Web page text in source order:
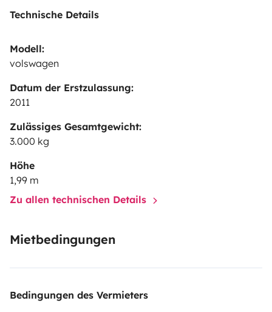
Technische Details
Modell:
volswagen
Datum der Erstzulassung:
2011
Zulässiges Gesamtgewicht:
3.000 kg
Höhe
1,99 m
Zu allen technischen Details
Mietbedingungen
Bedingungen des Vermieters